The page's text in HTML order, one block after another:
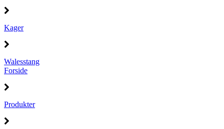
Kager
Walesstang
Forside
Produkter